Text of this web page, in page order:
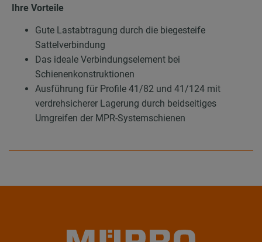
Ihre Vorteile
Gute Lastabtragung durch die biegesteife
Sattelverbindung
Das ideale Verbindungselement bei
Schienenkonstruktionen
Ausführung für Profile 41/82 und 41/124 mit
verdrehsicherer Lagerung durch beidseitiges
Umgreifen der MPR-Systemschienen